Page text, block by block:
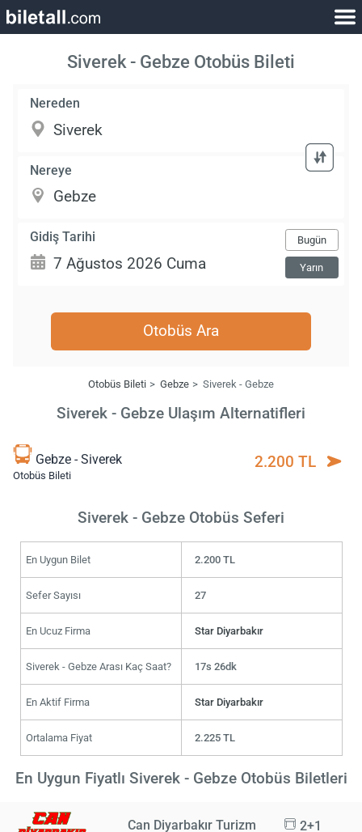
Siverek - Gebze Otobüs Bileti
Nereden
Nereye
Gidiş Tarihi Bugün
Yarın
Otobüs Ara
Otobüs Bileti Gebze Siverek - Gebze
Siverek - Gebze Ulaşım Alternatifleri
Gebze - Siverek
Otobüs Bileti
2.200 TL
Siverek - Gebze Otobüs Seferi
En Uygun Bilet 2.200 TL
Sefer Sayısı 27
En Ucuz Firma Star Diyarbakır
Siverek - Gebze Arası Kaç Saat? 17s 26dk
En Aktif Firma Star Diyarbakır
Ortalama Fiyat 2.225 TL
En Uygun Fiyatlı Siverek - Gebze Otobüs Biletleri
Can Diyarbakır Turizm 2+1